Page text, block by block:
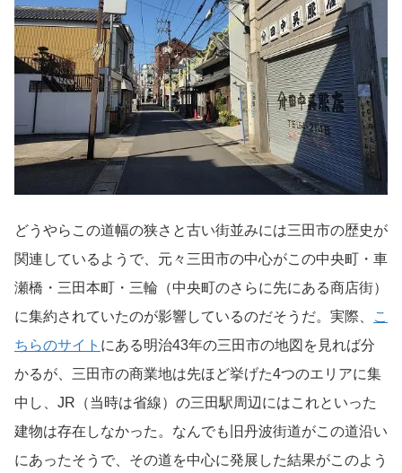
どうやらこの道幅の狭さと古い街並みには三田市の歴史が
関連しているようで、元々三田市の中心がこの中央町・車
瀬橋・三田本町・三輪（中央町のさらに先にある商店街）
に集約されていたのが影響しているのだそうだ。実際、
こ
ちらのサイト にある明治43年の三田市の地図を見れば分
かるが、三田市の商業地は先ほど挙げた4つのエリアに集
中し、JR（当時は省線）の三田駅周辺にはこれといった
建物は存在しなかった。なんでも旧丹波街道がこの道沿い
にあったそうで、その道を中心に発展した結果がこのよう